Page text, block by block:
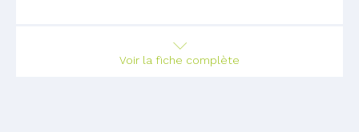
Voir la fiche complète